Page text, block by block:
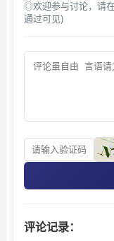
◎欢迎参与讨论，请
通过可见)
评论记录：